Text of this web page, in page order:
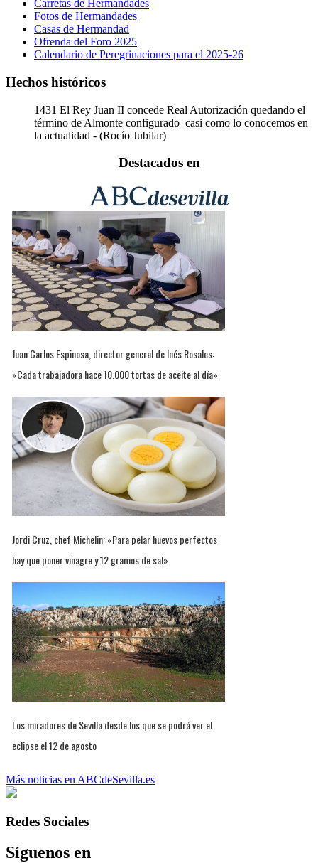
Carretas de Hermandades
Fotos de Hermandades
Casas de Hermandad
Ofrenda del Foro 2025
Calendario de Peregrinaciones para el 2025-26
Hechos históricos
1431 El Rey Juan II concede Real Autorización quedando el
término de Almonte configurado casi como lo conocemos en
la actualidad - (Rocío Jubilar)
Destacados en
Juan Carlos Espinosa, director general de Inés Rosales:
«Cada trabajadora hace 10.000 tortas de aceite al día»
Jordi Cruz, chef Michelin: «Para pelar huevos perfectos
hay que poner vinagre y 12 gramos de sal»
Los miradores de Sevilla desde los que se podrá ver el
eclipse el 12 de agosto
Más noticias en ABCdeSevilla.es
Redes Sociales
Síguenos en